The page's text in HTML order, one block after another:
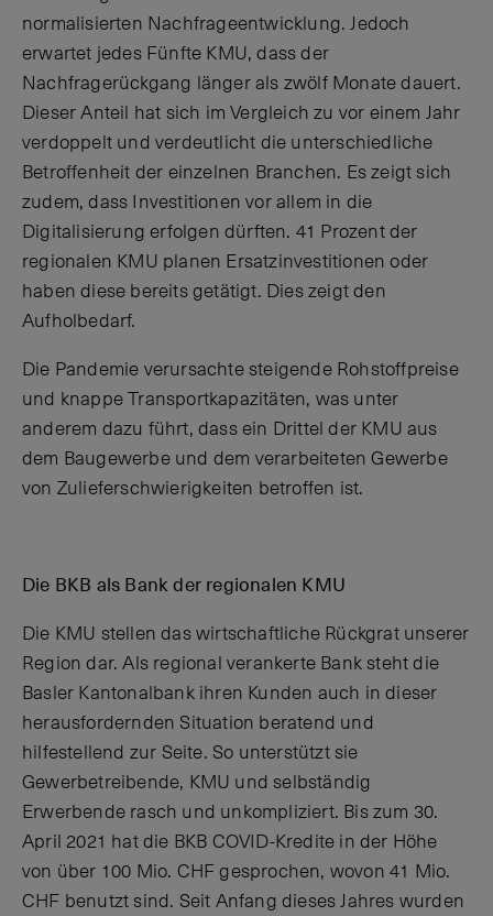
normalisierten Nachfrageentwicklung. Jedoch
erwartet jedes Fünfte KMU, dass der
Nachfragerückgang länger als zwölf Monate dauert.
Dieser Anteil hat sich im Vergleich zu vor einem Jahr
verdoppelt und verdeutlicht die unterschiedliche
Betroffenheit der einzelnen Branchen. Es zeigt sich
zudem, dass Investitionen vor allem in die
Digitalisierung erfolgen dürften. 41 Prozent der
regionalen KMU planen Ersatzinvestitionen oder
haben diese bereits getätigt. Dies zeigt den
Aufholbedarf.
Die Pandemie verursachte steigende Rohstoffpreise
und knappe Transportkapazitäten, was unter
anderem dazu führt, dass ein Drittel der KMU aus
dem Baugewerbe und dem verarbeiteten Gewerbe
von Zulieferschwierigkeiten betroffen ist.
Die BKB als Bank der regionalen KMU
Die KMU stellen das wirtschaftliche Rückgrat unserer
Region dar. Als regional verankerte Bank steht die
Basler Kantonalbank ihren Kunden auch in dieser
herausfordernden Situation beratend und
hilfestellend zur Seite. So unterstützt sie
Gewerbetreibende, KMU und selbständig
Erwerbende rasch und unkompliziert. Bis zum 30.
April 2021 hat die BKB COVID-Kredite in der Höhe
von über 100 Mio. CHF gesprochen, wovon 41 Mio.
CHF benutzt sind. Seit Anfang dieses Jahres wurden